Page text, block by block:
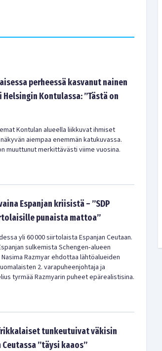
perheessä kasvanut nainen
Kontulassa: ”Tästä on
Kontulan alueella liikkuvat ihmiset
aiempaa enemmän katukuvassa.
muuttunut merkittävästi viime vuosina.
Espanjan kriisistä – ”SDP
punaista mattoa”
yli 60 000 siirtolaista Espanjan Ceutaan.
sulkemista Schengen‑alueen
Razmyar ehdottaa lähtöalueiden
2. varapuheenjohtaja ja
tyrmää Razmyarin puheet epärealistisina.
tunkeutuivat väkisin
Ceutassa ”täysi kaaos”